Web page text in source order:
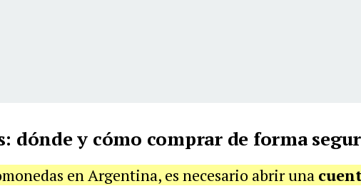
dónde y cómo comprar de forma
en Argentina, es necesario abrir una